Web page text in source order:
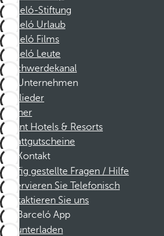
Barceló-Stiftung
Barceló Urlaub
Barceló Films
Barceló Leute
Beschwerdekanal
Unternehmen
Mitglieder
Partner
Dorint Hotels & Resorts
Rabattgutscheine
Kontakt
Häufig gestellte Fragen / Hilfe
Reservieren Sie Telefonisch
Kontaktieren Sie uns
Barceló App
Herunterladen